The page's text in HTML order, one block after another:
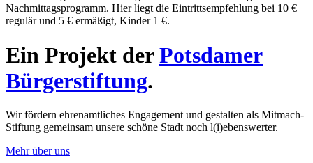
Nachmittagsprogramm. Hier liegt die Eintrittsempfehlung bei 10 €
regulär und 5 € ermäßigt, Kinder 1 €.
Ein Projekt der Potsdamer
Bürgerstiftung.
Wir fördern ehrenamtliches Engagement und gestalten als Mitmach-
Stiftung gemeinsam unsere schöne Stadt noch l(i)ebenswerter.
Mehr über uns